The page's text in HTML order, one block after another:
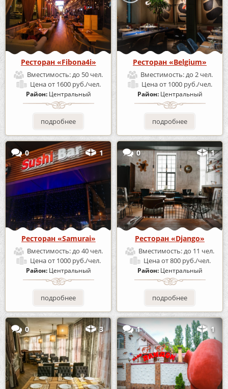
Ресторан «Fibona4i»
Вместимость:до 50 чел.
Ценаот 1600 руб./чел.
Район: Центральный
подробнее
Ресторан «Belgium»
Вместимость:до 2 чел.
Ценаот 1000 руб./чел.
Район: Центральный
подробнее
0 1
Ресторан «Samurai»
Вместимость:до 40 чел.
Ценаот 1000 руб./чел.
Район: Центральный
подробнее
0 1
Ресторан «Django»
Вместимость:до 11 чел.
Ценаот 800 руб./чел.
Район: Центральный
подробнее
0 3 1 1